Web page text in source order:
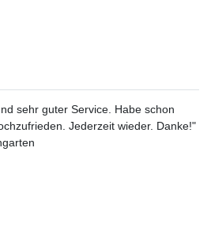
sehr guter Service. Habe schon
Jederzeit wieder. Danke!"